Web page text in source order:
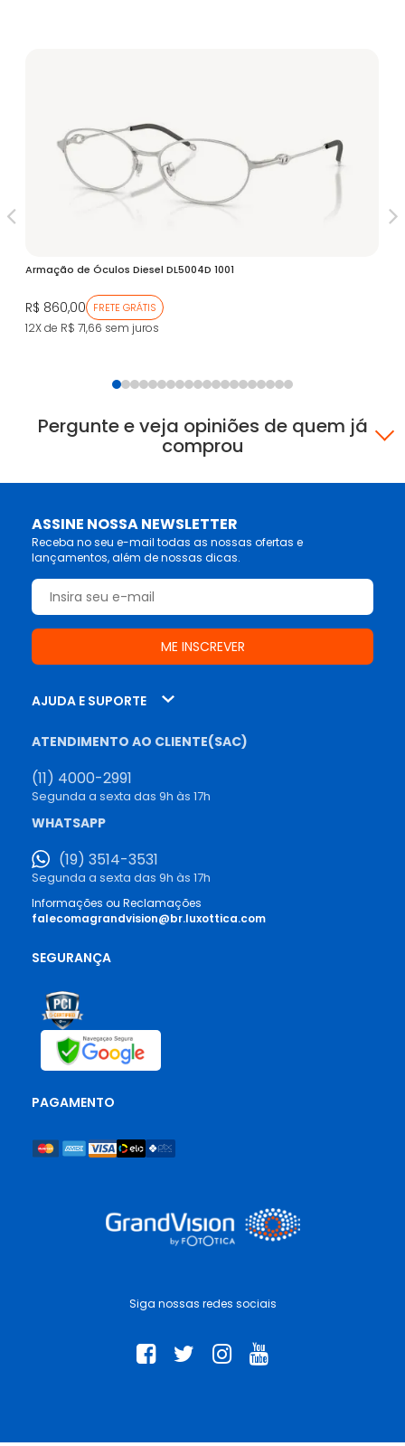
Armação de Óculos Diesel DL5004D 1001
R$ 860,00 FRETE GRÁTIS
12X de R$ 71,66 sem juros
Pergunte e veja opiniões de quem já
comprou
ASSINE NOSSA NEWSLETTER
Receba no seu e-mail todas as nossas ofertas e
lançamentos, além de nossas dicas.
Siga nossas redes sociais
AJUDA E SUPORTE
ATENDIMENTO AO CLIENTE(SAC)
(11) 4000-2991
Segunda a sexta das 9h às 17h
WHATSAPP
(19) 3514-3531
Segunda a sexta das 9h às 17h
Informações ou Reclamações
falecomagrandvision@br.luxottica.com
SEGURANÇA
PAGAMENTO